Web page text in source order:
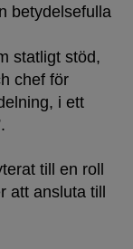
betydelsefulla
statligt stöd,
chef för
i ett
till en roll
ansluta till